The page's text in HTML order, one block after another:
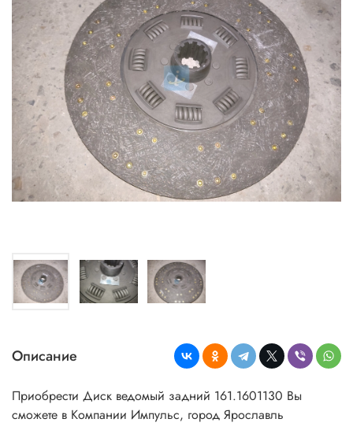
Описание
Приобрести Диск ведомый задний 161.1601130 Вы
сможете в Компании Импульс, город Ярославль